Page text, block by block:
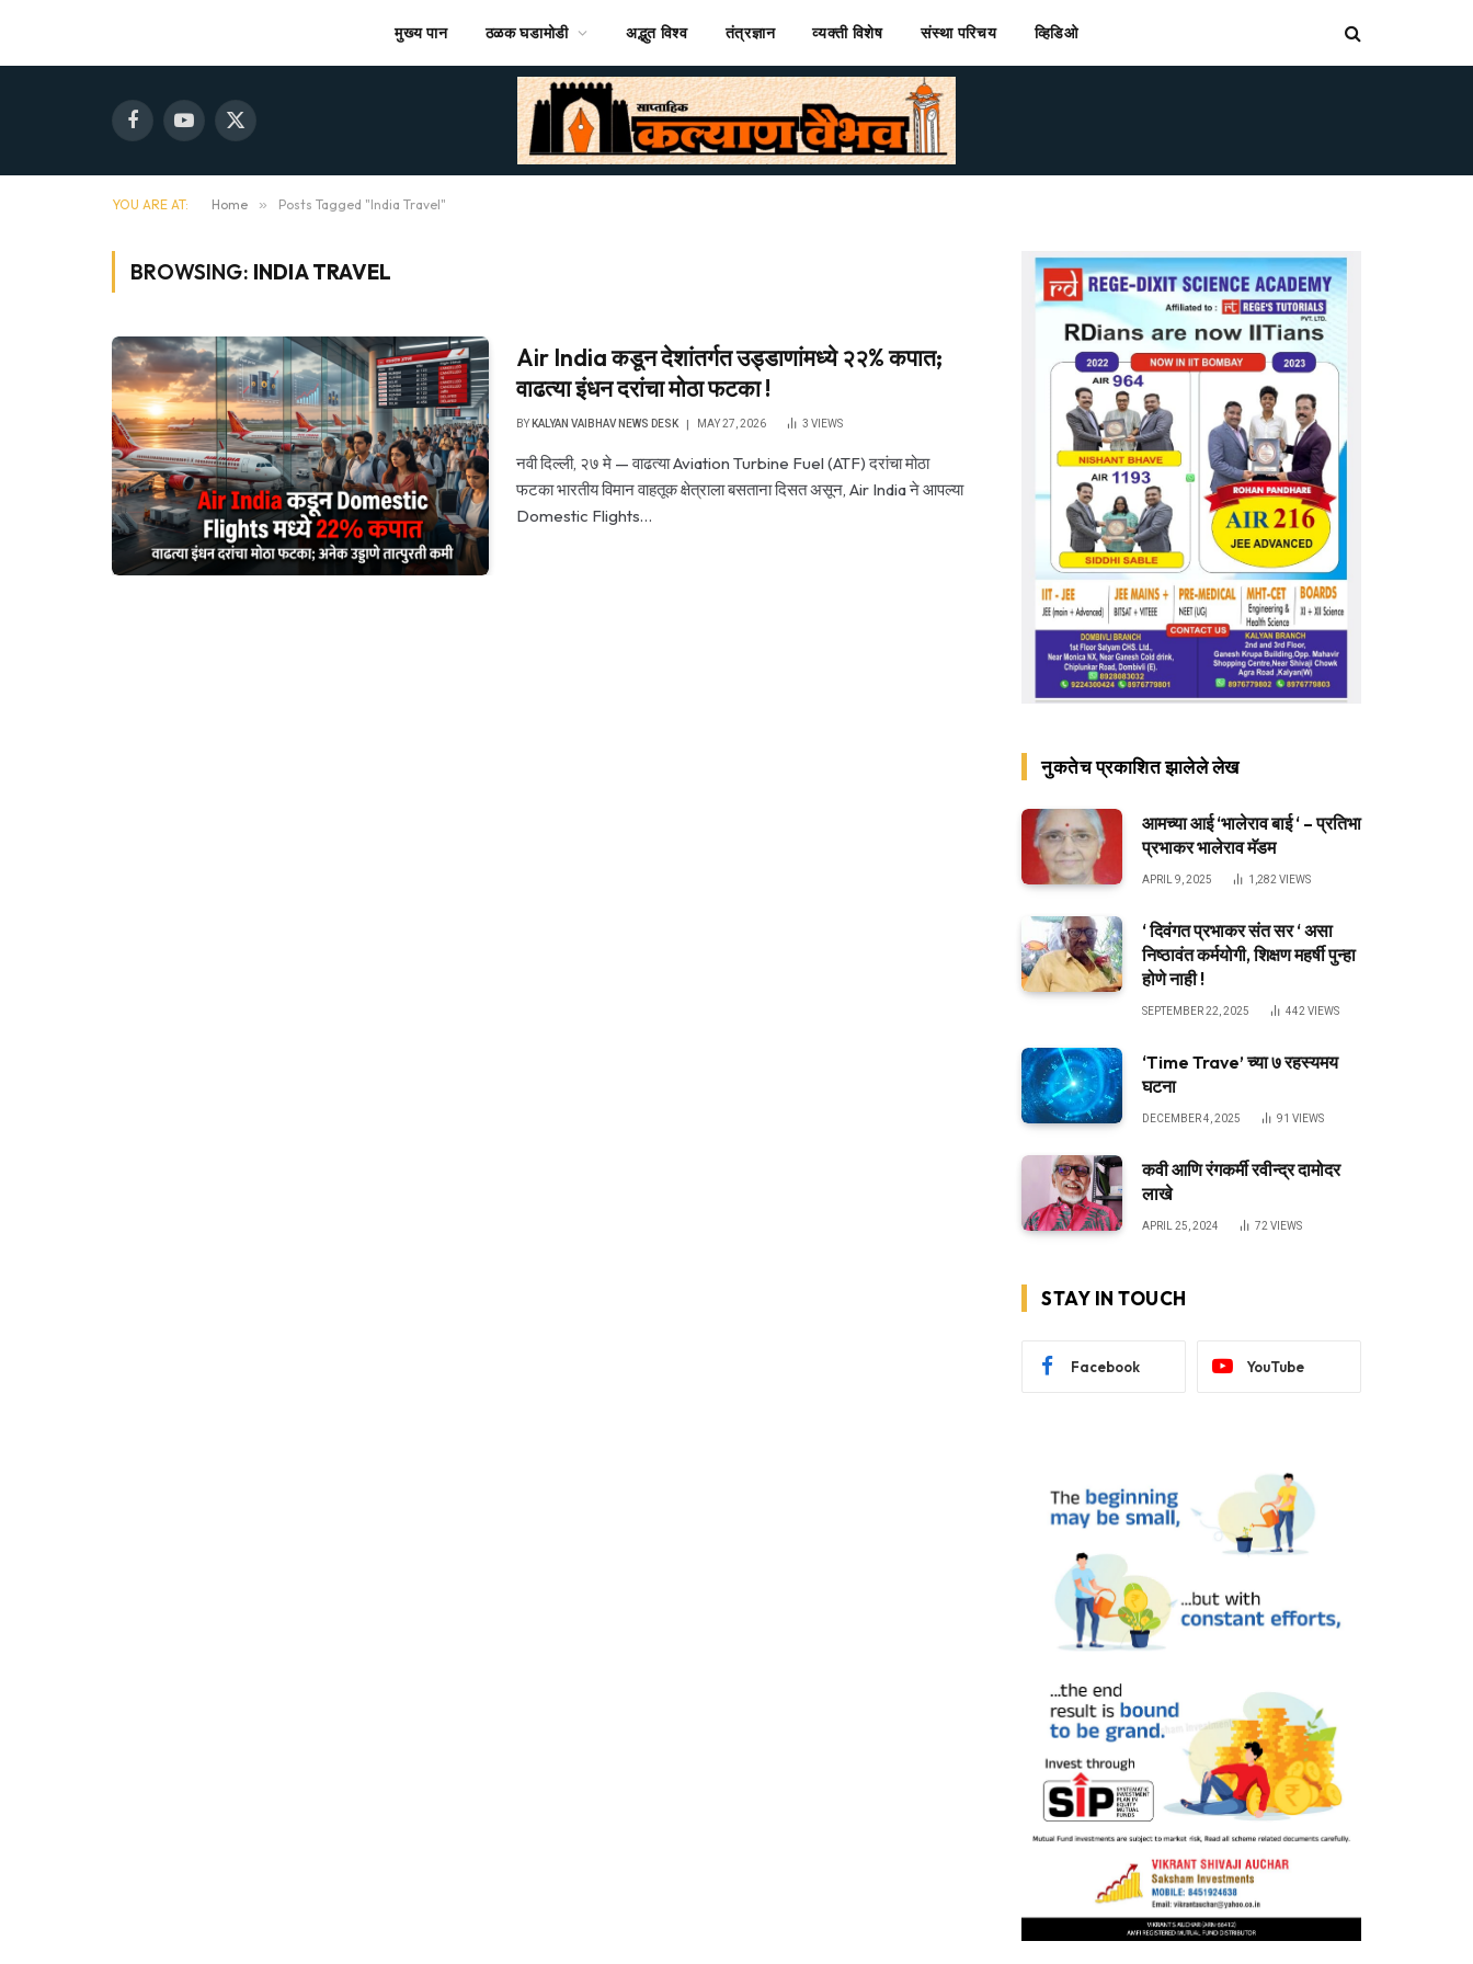
मुख्य पान ठळक घडामोडी अद्भुत विश्व तंत्रज्ञान व्यक्ती विशेष संस्था परिचय व्हिडिओ
FacebookYouTube
X
YOU ARE AT: Home » Posts Tagged "India Travel"
BROWSING: INDIA TRAVEL
Air India कडून देशांतर्गत उड्डाणांमध्ये २२% कपात;
वाढत्या इंधन दरांचा मोठा फटका !
BY KALYAN VAIBHAV NEWS DESK MAY 27, 2026 3VIEWS
नवी दिल्ली, २७ मे — वाढत्या Aviation Turbine Fuel (ATF) दरांचा मोठा
फटका भारतीय विमान वाहतूक क्षेत्राला बसताना दिसत असून, Air India ने आपल्या
Domestic Flights…
नुकतेच प्रकाशित झालेले लेख
आमच्या आई ‘भालेराव बाई ‘ – प्रतिभा
प्रभाकर भालेराव मॅडम
APRIL 9, 2025 1,282 VIEWS
‘ दिवंगत प्रभाकर संत सर ‘ असा
निष्ठावंत कर्मयोगी, शिक्षण महर्षी पुन्हा
होणे नाही !
SEPTEMBER 22, 2025 442 VIEWS
‘Time Trave’ च्या ७ रहस्यमय
घटना
DECEMBER 4, 2025 91 VIEWS
कवी आणि रंगकर्मी रवीन्द्र दामोदर
लाखे
APRIL 25, 2024 72 VIEWS
STAY IN TOUCH
Facebook YouTube